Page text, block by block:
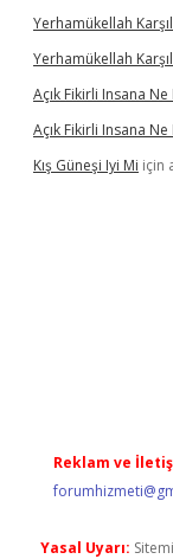
Yerhamükellah
Yerhamükellah
Açık Fikirli Insana
Açık Fikirli Insana
Kış Güneşi Iyi Mi için
Reklam ve
Yasal Uyarı: